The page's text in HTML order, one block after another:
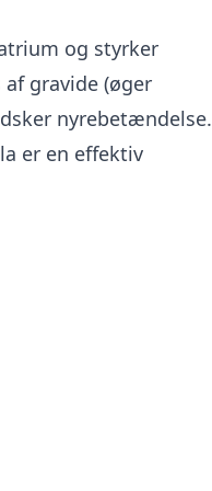
og styrker
gravide (øger
nyrebetændelse.
er en effektiv